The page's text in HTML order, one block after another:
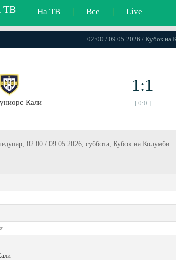
ТВ На ТВ | Все | Live
02:00 / 09.05.2026 / Кубок на
Кали
1:1
[ 0:0 ]
02:00 / 09.05.2026, суббота, Кубок на Колумби